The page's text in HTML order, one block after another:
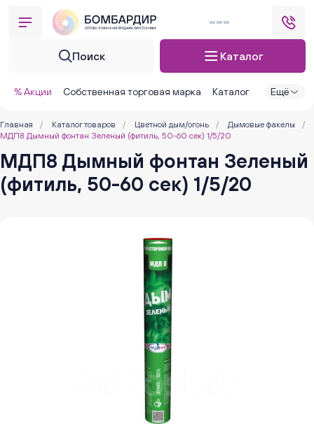
Поиск Каталог
% Акции Собственная торговая марка Каталог Ещё
Главная / Каталог товаров / Цветной дым/огонь / Дымовые факелы
/
МДП8 Дымный фонтан Зеленый (фитиль, 50-60 сек) 1/5/20
МДП8 Дымный фонтан Зеленый
(фитиль, 50-60 сек) 1/5/20